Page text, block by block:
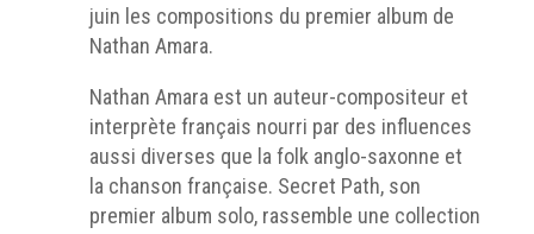
juin les compositions du premier album de
Nathan Amara.
Nathan Amara est un auteur-compositeur et
interprète français nourri par des influences
aussi diverses que la folk anglo-saxonne et
la chanson française. Secret Path, son
premier album solo, rassemble une collection